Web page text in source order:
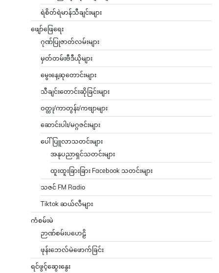
ရဲစိတ်ရဲမာန်သီချင်းများ
ဖျော်ဖြေရေး
ဂုဏ်ပြုဇာတ်လမ်းများ
မှတ်တမ်းဗီဒီယိုများ
မွေးနေ့ဆုတောင်းများ
သီချင်းတောင်းဆိုခြင်းများ
ဝတ္ထု/ကာတွန်း/ကဗျာများ
ဆောင်းပါး/မဂ္ဂဇင်းများ
ပေါ်ပြူလာသတင်းများ
အနုပညာရှင်သတင်းများ
ထူးထူးခြားခြား Facebook သတင်းများ
သဇင် FM Radio
Tiktok ဆယ်လီများ
ကံစမ်းမဲ
ဉာဏ်စမ်းပဟေဠိ
ဖုန်းဘေလ်မဲဖောက်ခြင်း
ရင်ဖွင့်ဆွေးနွေး